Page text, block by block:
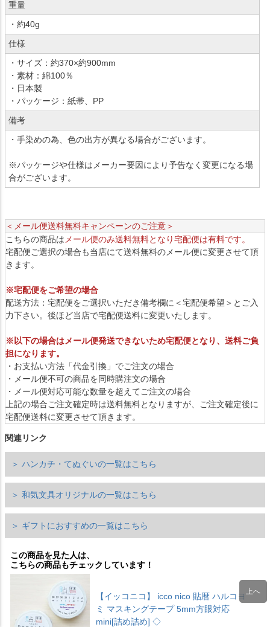
重量
・約40g
仕様
・サイズ：約370×約900mm
・素材：綿100％
・日本製
・パッケージ：紙帯、PP
備考
・手染めの為、色の出方が異なる場合がございます。
※パッケージや仕様はメーカー要因により予告なく変更になる場
合がございます。
＜メール便送料無料キャンペーンのご注意＞
こちらの商品は メール便のみ送料無料となり宅配便は有料です。
宅配便ご選択の場合も当店にて送料無料のメール便に変更させて頂
きます。
※宅配便をご希望の場合
配送方法：宅配便をご選択いただき備考欄に＜宅配便希望＞とご入
力下さい。後ほど当店で宅配便送料に変更いたします。
※以下の場合はメール便発送できないため宅配便となり、送料ご負
担になります。
・お支払い方法「代金引換」でご注文の場合
・メール便不可の商品を同時購注文の場合
・メール便対応可能な数量を超えてご注文の場合
上記の場合ご注文確定時は送料無料となりますが、ご注文確定後に
宅配便送料に変更させて頂きます。
関連リンク
＞ ハンカチ・てぬぐいの一覧はこちら
＞ 和気文具オリジナルの一覧はこちら
＞ ギフトにおすすめの一覧はこちら
この商品を見た人は、
こちらの商品もチェックしています！
【イッコニコ】 icco nico 貼暦 ハルコヨ
ミ マスキングテープ 5mm方眼対応
mini[詰め詰め] ◇